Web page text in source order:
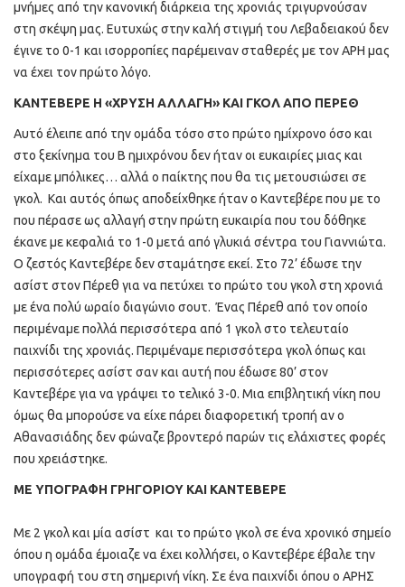
μνήμες από την κανονική διάρκεια της χρονιάς τριγυρνούσαν
στη σκέψη μας. Ευτυχώς στην καλή στιγμή του Λεβαδειακού δεν
έγινε το 0-1 και ισορροπίες παρέμειναν σταθερές με τον ΑΡΗ μας
να έχει τον πρώτο λόγο.
ΚΑΝΤΕΒΕΡΕ Η «ΧΡΥΣΗ ΑΛΛΑΓΗ» ΚΑΙ ΓΚΟΛ ΑΠΟ ΠΕΡΕΘ
Αυτό έλειπε από την ομάδα τόσο στο πρώτο ημίχρονο όσο και
στο ξεκίνημα του Β ημιχρόνου δεν ήταν οι ευκαιρίες μιας και
είχαμε μπόλικες… αλλά ο παίκτης που θα τις μετουσιώσει σε
γκολ. Και αυτός όπως αποδείχθηκε ήταν ο Καντεβέρε που με το
που πέρασε ως αλλαγή στην πρώτη ευκαιρία που του δόθηκε
έκανε με κεφαλιά το 1-0 μετά από γλυκιά σέντρα του Γιαννιώτα.
Ο ζεστός Καντεβέρε δεν σταμάτησε εκεί. Στο 72’ έδωσε την
ασίστ στον Πέρεθ για να πετύχει το πρώτο του γκολ στη χρονιά
με ένα πολύ ωραίο διαγώνιο σουτ. Ένας Πέρεθ από τον οποίο
περιμέναμε πολλά περισσότερα από 1 γκολ στο τελευταίο
παιχνίδι της χρονιάς. Περιμέναμε περισσότερα γκολ όπως και
περισσότερες ασίστ σαν και αυτή που έδωσε 80’ στον
Καντεβέρε για να γράψει το τελικό 3-0. Μια επιβλητική νίκη που
όμως θα μπορούσε να είχε πάρει διαφορετική τροπή αν ο
Αθανασιάδης δεν φώναζε βροντερό παρών τις ελάχιστες φορές
που χρειάστηκε.
ΜΕ ΥΠΟΓΡΑΦΗ ΓΡΗΓΟΡΙΟΥ ΚΑΙ ΚΑΝΤΕΒΕΡΕ
Με 2 γκολ και μία ασίστ και το πρώτο γκολ σε ένα χρονικό σημείο
όπου η ομάδα έμοιαζε να έχει κολλήσει, ο Καντεβέρε έβαλε την
υπογραφή του στη σημερινή νίκη. Σε ένα παιχνίδι όπου ο ΑΡΗΣ